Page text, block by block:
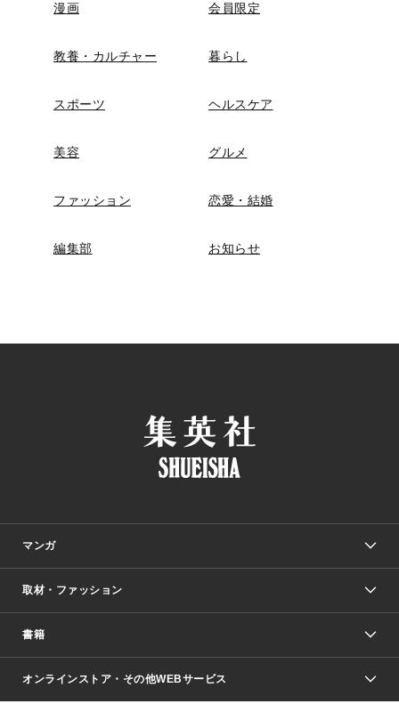
漫画 会員限定
教養・カルチャー 暮らし
スポーツ ヘルスケア
美容 グルメ
ファッション 恋愛・結婚
編集部 お知らせ
マンガ
少年マンガ
Vジャンプ
週刊ヤングジャンプ
少女マンガ
取材・ファッション
Seventeen
芸能・情報・スポーツ
書籍
文芸・文庫・総合
オンラインストア・その他WEBサービス